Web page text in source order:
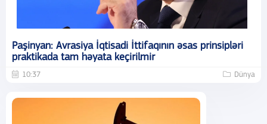
Paşinyan: Avrasiya İqtisadi İttifaqının əsas prinsipləri
praktikada tam həyata keçirilmir
10:37 Dünya